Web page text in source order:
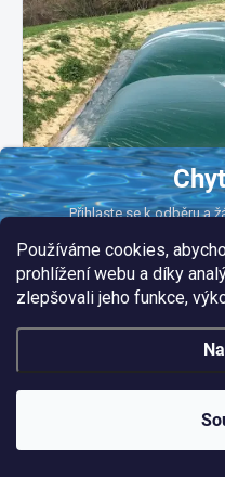
Používáme cookies,
prohlížení webu a díky
zlepšovali jeho funkce,
Přihlaste se k odběru a
CHCI
Vložením e-mailu